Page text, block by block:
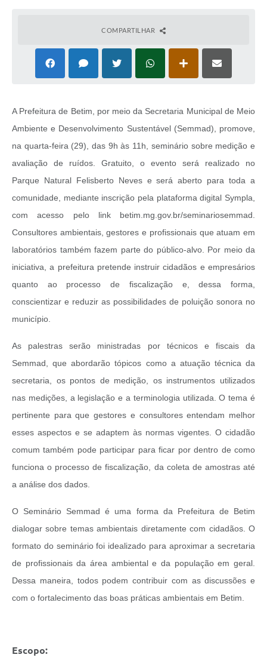
COMPARTILHAR
A Prefeitura de Betim, por meio da Secretaria Municipal de Meio
Ambiente e Desenvolvimento Sustentável (Semmad), promove,
na quarta-feira (29), das 9h às 11h, seminário sobre medição e
avaliação de ruídos. Gratuito, o evento será realizado no
Parque Natural Felisberto Neves e será aberto para toda a
comunidade, mediante inscrição pela plataforma digital Sympla,
com acesso pelo link betim.mg.gov.br/seminariosemmad.
Consultores ambientais, gestores e profissionais que atuam em
laboratórios também fazem parte do público-alvo. Por meio da
iniciativa, a prefeitura pretende instruir cidadãos e empresários
quanto ao processo de fiscalização e, dessa forma,
conscientizar e reduzir as possibilidades de poluição sonora no
município.
As palestras serão ministradas por técnicos e fiscais da
Semmad, que abordarão tópicos como a atuação técnica da
secretaria, os pontos de medição, os instrumentos utilizados
nas medições, a legislação e a terminologia utilizada. O tema é
pertinente para que gestores e consultores entendam melhor
esses aspectos e se adaptem às normas vigentes. O cidadão
comum também pode participar para ficar por dentro de como
funciona o processo de fiscalização, da coleta de amostras até
a análise dos dados.
O Seminário Semmad é uma forma da Prefeitura de Betim
dialogar sobre temas ambientais diretamente com cidadãos. O
formato do seminário foi idealizado para aproximar a secretaria
de profissionais da área ambiental e da população em geral.
Dessa maneira, todos podem contribuir com as discussões e
com o fortalecimento das boas práticas ambientais em Betim.
Escopo: